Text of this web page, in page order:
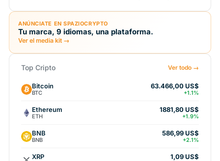
ANÚNCIATE EN SPAZIOCRYPTO
Tu marca, 9 idiomas, una plataforma.
Ver el media kit →
Top Cripto Ver todo →
Bitcoin
BTC
63.466,00 US$
+1.1%
Ethereum
ETH
1881,80 US$
+1.9%
BNB
BNB
586,99 US$
+2.1%
XRP 1,09 US$